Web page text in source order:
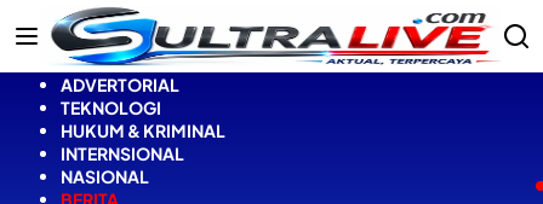
Langsung
ke
ADVERTORIAL
TEKNOLOGI
HUKUM & KRIMINAL
INTERNSIONAL
NASIONAL
BERITA